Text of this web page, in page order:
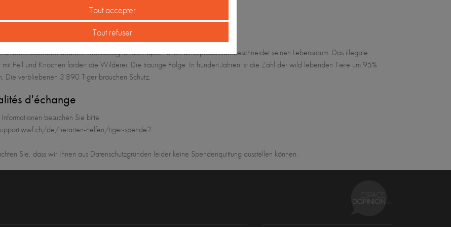
uns!
ist vom Aussterben bedroht. Kahlschlag für die Papier- und Palmölproduktion beschneidet seinen Lebensraum. Das illegale
mit Fell und Knochen fördert die Wilderei. Die traurige Folge: In hundert Jahren ist die Zahl der wild lebenden Tiere um 95%
Die verbliebenen 3'890 Tiger brauchen Schutz.
d'échange
Informationen besuchen Sie bitte:
de/tierarten-helfen/tiger-spende2
Sie, dass wir Ihnen aus Datenschutzgründen leider keine Spendenquittung ausstellen können.
Tout accepter
Tout refuser